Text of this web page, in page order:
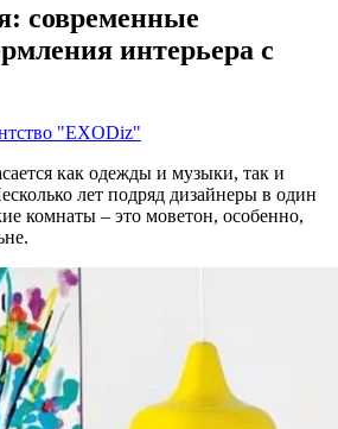
современные
интерьера с
"EXODiz"
как одежды и музыки, так и
лет подряд дизайнеры в один
комнаты – это моветон, особенно,